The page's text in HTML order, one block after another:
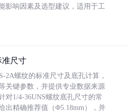
影响因素及选型建议，适用于工
准尺寸
2A螺纹的标准尺寸及底孔计算，
关键参数，并提供专业数据来源
对1/4-36UNS螺纹底孔尺寸的常
出精确推荐值（Φ5.18mm），并